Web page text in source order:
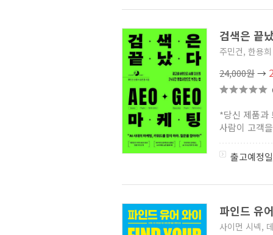
검색은 끝
주민건, 한용
24,000원→
*당신 제품과
사람이 고객
출고예정
파인드 유
사이먼 시넥,